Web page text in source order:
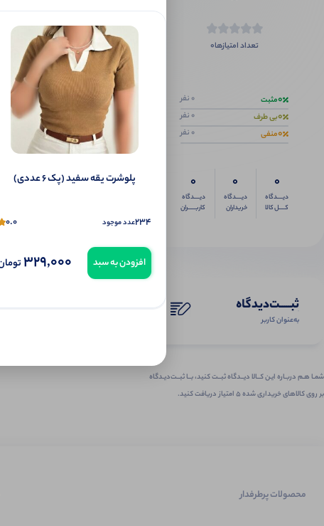
تعداد امتیازها0
0مثبت 0 نفر
0بی طرف 0 نفر
0منفی 0 نفر
0
دیــــدگاه
کــــل کالا
0
دیــــدگاه
خریداران
0
دیــــدگاه
کاربـــــران
ثبـــــت‌دیدگاه
به‌عنوان کاربر
شمـا هـم دربـاره ایـن کــالا دیــدگاه ثبــت کنید، بــا ثبــت‌دیـدگاه
بر روی کالاهای خریداری شده ۵ امتیاز دریافت کنید.
اگر این
محصولات پرطرفدار
پلوشرت یقه سفید (پک 6 عددی)
234عدد موجود 0.0
افزودن به سبد 329,000